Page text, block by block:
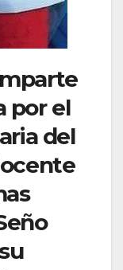
por el
del